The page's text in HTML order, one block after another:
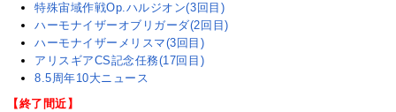
特殊宙域作戦Op.ハルジオン(3回目)
ハーモナイザーオブリガーダ(2回目)
ハーモナイザーメリスマ(3回目)
アリスギアCS記念任務(17回目)
8.5周年10大ニュース
【終了間近】